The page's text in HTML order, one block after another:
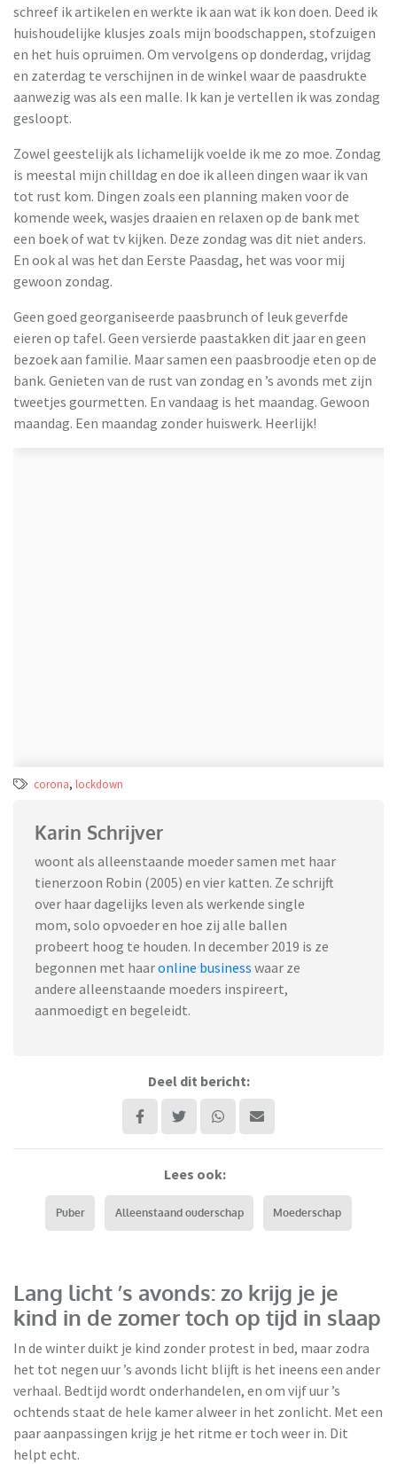
schreef ik artikelen en werkte ik aan wat ik kon doen. Deed ik
huishoudelijke klusjes zoals mijn boodschappen, stofzuigen
en het huis opruimen. Om vervolgens op donderdag, vrijdag
en zaterdag te verschijnen in de winkel waar de paasdrukte
aanwezig was als een malle. Ik kan je vertellen ik was zondag
gesloopt.
Zowel geestelijk als lichamelijk voelde ik me zo moe. Zondag
is meestal mijn chilldag en doe ik alleen dingen waar ik van
tot rust kom. Dingen zoals een planning maken voor de
komende week, wasjes draaien en relaxen op de bank met
een boek of wat tv kijken. Deze zondag was dit niet anders.
En ook al was het dan Eerste Paasdag, het was voor mij
gewoon zondag.
Geen goed georganiseerde paasbrunch of leuk geverfde
eieren op tafel. Geen versierde paastakken dit jaar en geen
bezoek aan familie. Maar samen een paasbroodje eten op de
bank. Genieten van de rust van zondag en ’s avonds met zijn
tweetjes gourmetten. En vandaag is het maandag. Gewoon
maandag. Een maandag zonder huiswerk. Heerlijk!
corona, lockdown
Karin Schrijver
woont als alleenstaande moeder samen met haar
tienerzoon Robin (2005) en vier katten. Ze schrijft
over haar dagelijks leven als werkende single
mom, solo opvoeder en hoe zij alle ballen
probeert hoog te houden. In december 2019 is ze
begonnen met haaronline business waar ze
andere alleenstaande moeders inspireert,
aanmoedigt en begeleidt.
Deel dit bericht:
Lees ook:
Puber Alleenstaand ouderschap Moederschap
Lang licht ’s avonds: zo krijg je je
kind in de zomer toch op tijd in slaap
In de winter duikt je kind zonder protest in bed, maar zodra
het tot negen uur ’s avonds licht blijft is het ineens een ander
verhaal. Bedtijd wordt onderhandelen, en om vijf uur ’s
ochtends staat de hele kamer alweer in het zonlicht. Met een
paar aanpassingen krijg je het ritme er toch weer in. Dit
helpt echt.